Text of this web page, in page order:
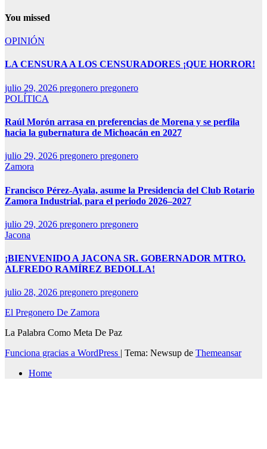
You missed
OPINIÓN
LA CENSURA A LOS CENSURADORES ¡QUE HORROR!
julio 29, 2026 pregonero pregonero
POLÍTICA
Raúl Morón arrasa en preferencias de Morena y se perfila
hacia la gubernatura de Michoacán en 2027
julio 29, 2026 pregonero pregonero
Zamora
Francisco Pérez-Ayala, asume la Presidencia del Club Rotario
Zamora Industrial, para el periodo 2026–2027
julio 29, 2026 pregonero pregonero
Jacona
¡BIENVENIDO A JACONA SR. GOBERNADOR MTRO.
ALFREDO RAMÍREZ BEDOLLA!
julio 28, 2026 pregonero pregonero
El Pregonero De Zamora
La Palabra Como Meta De Paz
Funciona gracias a WordPress | Tema: Newsup de Themeansar
Home